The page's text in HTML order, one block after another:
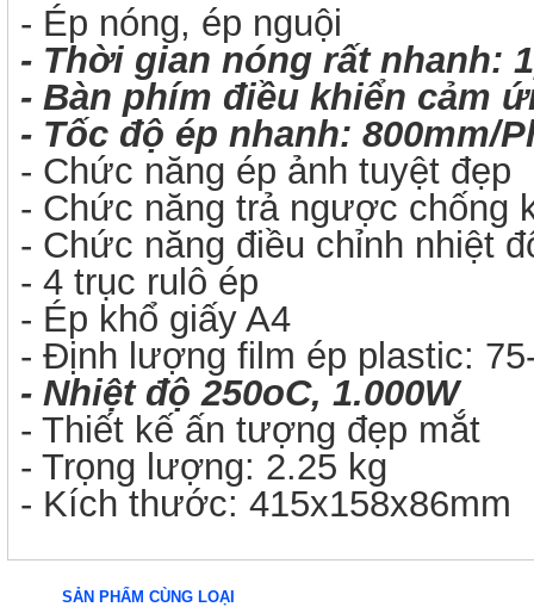
- Ép nóng, ép nguội
- Thời gian nóng rất nhanh:
- Bàn phím điều khiển cảm
- Tốc độ ép nhanh: 800mm/
- Chức năng ép ảnh tuyệt đẹp
- Chức năng trả ngược chống
- Chức năng điều chỉnh nhiệt
- 4 trục rulô ép
- Ép khổ giấy A4
- Định lượng film ép plastic:
- Nhiệt độ 250oC, 1.000W
- Thiết kế ấn tượng đẹp mắt
- Trọng lượng: 2.25 kg
- Kích thước: 415x158x86mm
SẢN PHẨM CÙNG LOẠI